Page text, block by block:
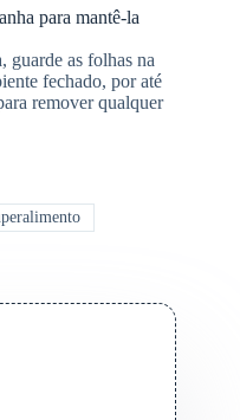
para mantê-la
guarde as folhas na
fechado, por até
remover qualquer